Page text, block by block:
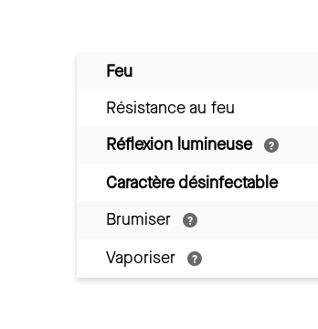
Feu
Résistance au feu
Réflexion lumineuse
Caractère désinfectable
Brumiser
Vaporiser